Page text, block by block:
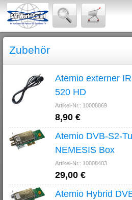
Zubehör
Atemio externer
520 HD
Artikel-Nr.: 10008869
8,90 €
Atemio DVB-S2-
NEMESIS Box
Artikel-Nr.: 10008403
29,00 €
Atemio Hybrid